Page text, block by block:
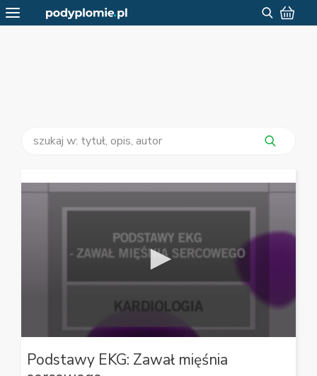
seconds
ofPodstawy EKG: Zawał mięśnia